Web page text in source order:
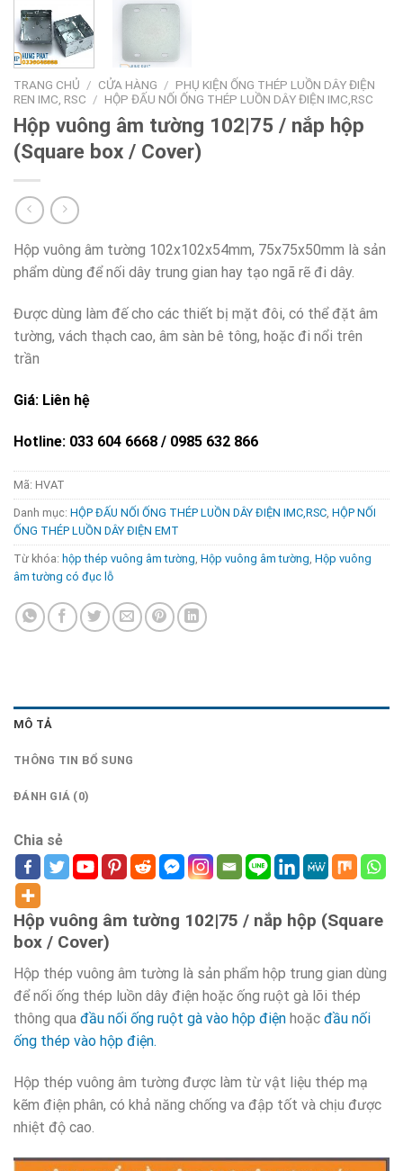
TRANG CHỦ / CỬA HÀNG / PHỤ KIỆN ỐNG THÉP LUỒN DÂY ĐIỆN
REN IMC, RSC / HỘP ĐẤU NỐI ỐNG THÉP LUỒN DÂY ĐIỆN IMC,RSC
Hộp vuông âm tường 102|75 / nắp hộp
(Square box / Cover)
Hộp vuông âm tường 102x102x54mm, 75x75x50mm là sản
phẩm dùng để nối dây trung gian hay tạo ngã rẽ đi dây.
Được dùng làm đế cho các thiết bị mặt đôi, có thể đặt âm
tường, vách thạch cao, âm sàn bê tông, hoặc đi nổi trên
trần
Giá: Liên hệ
Hotline: 033 604 6668 / 0985 632 866
Mã: HVAT
Danh mục: HỘP ĐẤU NỐI ỐNG THÉP LUỒN DÂY ĐIỆN IMC,RSC, HỘP NỐI
ỐNG THÉP LUỒN DÂY ĐIỆN EMT
Từ khóa: hộp thép vuông âm tường, Hộp vuông âm tường, Hộp vuông
âm tường có đục lỗ
MÔ TẢ
THÔNG TIN BỔ SUNG
ĐÁNH GIÁ (0)
Chia sẻ
Hộp vuông âm tường 102|75 / nắp hộp (Square
box / Cover)
Hộp thép vuông âm tường là sản phẩm hộp trung gian dùng
để nối ống thép luồn dây điện hoặc ống ruột gà lõi thép
thông qua đầu nối ống ruột gà vào hộp điện hoặc đầu nối
ống thép vào hộp điện.
Hộp thép vuông âm tường được làm từ vật liệu thép mạ
kẽm điện phân, có khả năng chống va đập tốt và chịu được
nhiệt độ cao.